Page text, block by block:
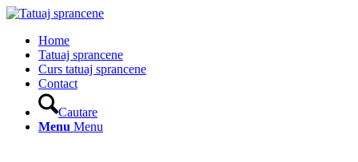
Home
Tatuaj sprancene
Curs tatuaj sprancene
Contact
Cautare
Menu Menu